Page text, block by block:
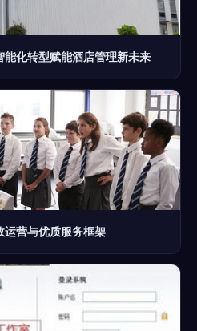
化转型赋能酒店管理新未来
运营与优质服务框架